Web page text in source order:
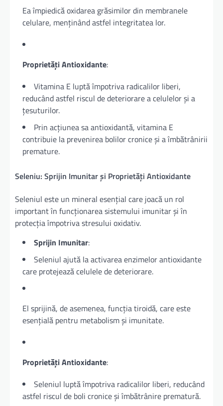
Ea împiedică oxidarea grăsimilor din membranele
celulare, menținând astfel integritatea lor.
Proprietăți Antioxidante:
Vitamina E luptă împotriva radicalilor liberi,
reducând astfel riscul de deteriorare a celulelor și a
țesuturilor.
Prin acțiunea sa antioxidantă, vitamina E
contribuie la prevenirea bolilor cronice și a îmbătrânirii
premature.
Seleniu: Sprijin Imunitar și Proprietăți Antioxidante
Seleniul este un mineral esențial care joacă un rol
important în funcționarea sistemului imunitar și în
protecția împotriva stresului oxidativ.
Sprijin Imunitar:
Seleniul ajută la activarea enzimelor antioxidante
care protejează celulele de deteriorare.
El sprijină, de asemenea, funcția tiroidă, care este
esențială pentru metabolism și imunitate.
Proprietăți Antioxidante:
Seleniul luptă împotriva radicalilor liberi, reducând
astfel riscul de boli cronice și îmbătrânire prematură.